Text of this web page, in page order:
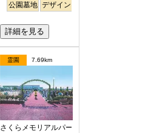
公園墓地 デザイン
詳細を見る
霊園 7.69km
さくらメモリアルパーク